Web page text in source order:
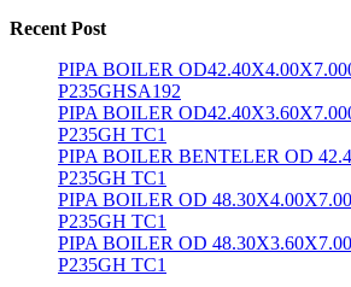
Recent Post
PIPA BOILER
P235GHSA192
PIPA BOILER
P235GH TC1
PIPA BOILER BENTELER OD
P235GH TC1
PIPA BOILER OD
P235GH TC1
PIPA BOILER OD
P235GH TC1